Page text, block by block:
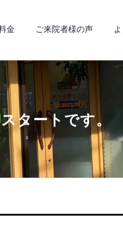
金 ご来院者様の声
タートです。